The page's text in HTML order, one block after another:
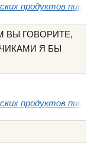
продуктов
ВЫ ГОВОРИТЕ,
Я БЫ
продуктов